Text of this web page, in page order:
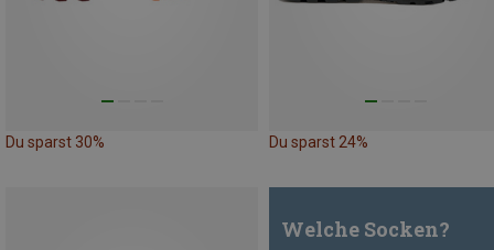
Du sparst 30% Du sparst 24%
Welche Socken?